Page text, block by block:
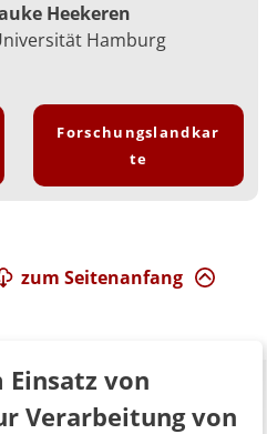
Heekeren
Hamburg
Forschungslandkar
te
zum Seitenanfang
Einsatz von
Verarbeitung von